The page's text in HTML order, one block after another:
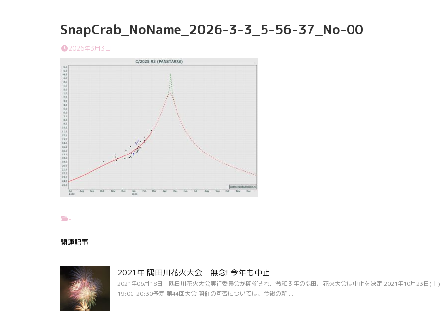
パ中期予報センター 気象庁 8月
31日 6:00 8月30日 5:20 8月1日
に南鳥島近海で猛烈な勢力へ 台風
13号は、今後、海面水温が29度以
上の海域を西進する見込みで、猛烈
な勢力になる見込み。
シ・クワガタの確認情報はかなり減
りましたが、カブトムシ・ノコギリ
思われます。 2025年3月28日 冬
眠していたコクワガタ全員が目覚め
ました!! 2025年2月17日 冬眠して
いたコクワガタ♂が目覚めました!!
昆虫ゼリーを吸って ...
間は18時～20時30分。 「フォト
スポット」（ひまわり畑内） 噴水
SnapCrab_NoName_2026-3-3_5-56-37_No-00
2026年3月3日
-
関連記事
2021年 隅田川花火大会 無念! 今年も中止
2021年06月18日 隅田川花火大会実行委員会が開催され、令和３年の隅田川花火大会は中止を決定 2021年10月23日(土)
19:00-20:30予定 第44回大会 開催の可否については、今後の新 ...